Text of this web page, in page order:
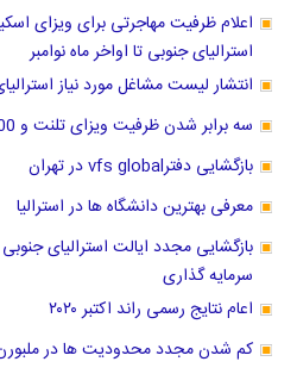
اعلام ظرفیت مهاجرتی برای ویزای
استرالیای جنوبی تا اواخر ماه نوامبر
انتشار لیست مشاغل مورد نیاز
سه برابر شدن ظرفیت ویزای تلنت و 15000 ویزا
بازگشایی دفترvfs global در تهران
معرفی بهترین دانشگاه ها در استرالیا
بازگشایی مجدد ایالت استرالیای
سرمایه گذاری
اعام نتایج رسمی راند اکتبر ۲۰۲۰
کم شدن مجدد محدودیت ها در